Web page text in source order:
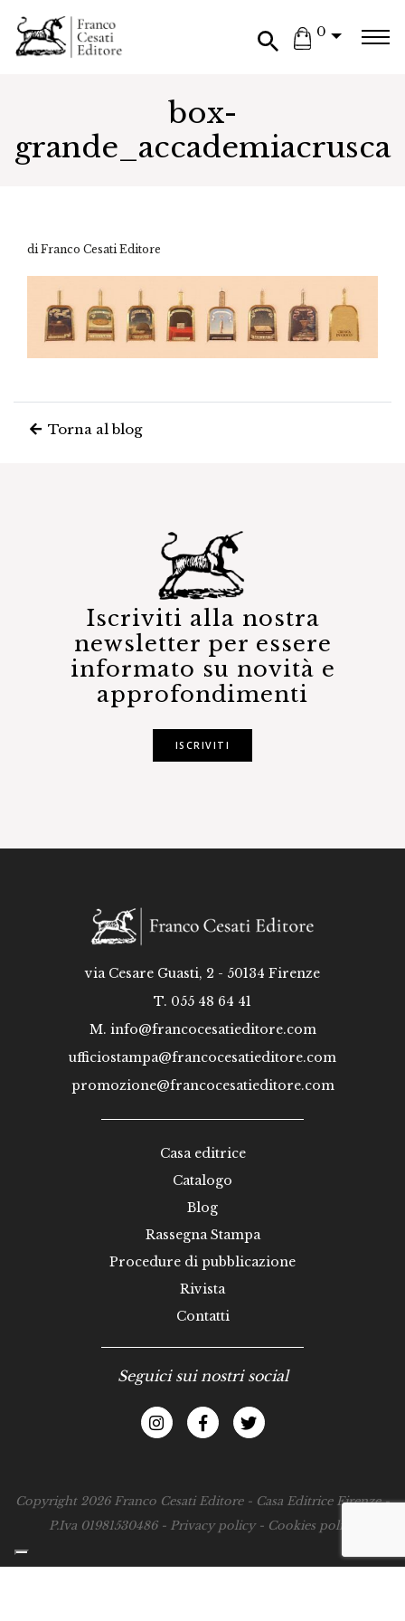
0
box-
grande_accademiacrusca
di Franco Cesati Editore
Torna al blog
Iscriviti alla nostra
newsletter per essere
informato su novità e
approfondimenti
ISCRIVITI
via Cesare Guasti, 2 - 50134 Firenze
T. 055 48 64 41
M. info@francocesatieditore.com
ufficiostampa@francocesatieditore.com
promozione@francocesatieditore.com
Casa editrice
Catalogo
Blog
Rassegna Stampa
Procedure di pubblicazione
Rivista
Contatti
Seguici sui nostri social
Copyright 2026 Franco Cesati Editore - Casa Editrice Firenze -
P.Iva 01981530486 - Privacy policy- Cookies policy